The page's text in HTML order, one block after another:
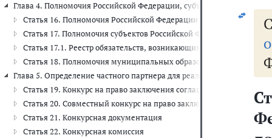
Глава 4. Полномочия Российской Федерации, субъектов
Статья 16. Полномочия Российской Федерации в сфере
Статья 17. Полномочия субъектов Российской Федерации в сфере
Статья 17.1. Реестр обязательств, возникающих при
Статья 18. Полномочия муниципальных образований в сфере
Глава 5. Определение частного партнера для реализации проекта
Статья 19. Конкурс на право заключения соглашения о
Статья 20. Совместный конкурс на право заключения
Статья 21. Конкурсная документация
Статья 22. Конкурсная комиссия